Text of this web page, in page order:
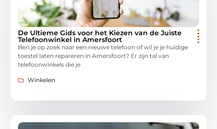
De Ultieme Gids voor het Kiezen van de Juiste
Telefoonwinkel in Amersfoort
Ben je op zoek naar een nieuwe telefoon of wil je je huidige
toestel laten repareren in Amersfoort? Er zijn tal van
telefoonwinkels die je
Winkelen